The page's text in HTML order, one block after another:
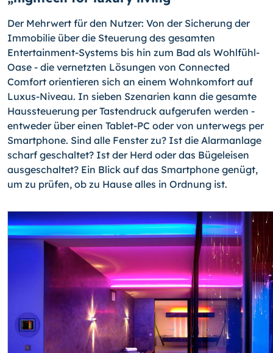
Der Mehrwert für den Nutzer: Von der Sicherung der
Immobilie über die Steuerung des gesamten
Entertainment-Systems bis hin zum Bad als Wohlfühl-
Oase - die vernetzten Lösungen von Connected
Comfort orientieren sich an einem Wohnkomfort auf
Luxus-Niveau. In sieben Szenarien kann die gesamte
Haussteuerung per Tastendruck aufge­rufen werden -
entweder über einen Tablet-PC oder von unterwegs per
Smartphone. Sind alle Fenster zu? Ist die Alarmanlage
scharf geschaltet? Ist der Herd oder das Bü­geleisen
ausgeschaltet? Ein Blick auf das Smartphone genügt,
um zu prüfen, ob zu Hause alles in Ordnung ist.